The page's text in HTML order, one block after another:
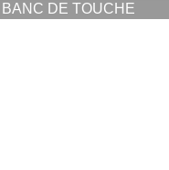
BANC DE TOUCHE